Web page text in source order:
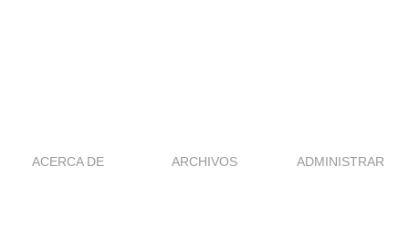
ACERCA DE ARCHIVOS ADMINISTRAR